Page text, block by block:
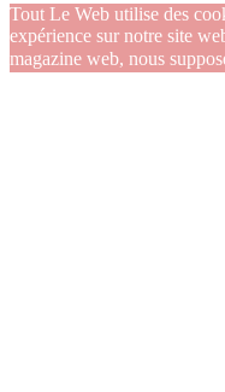
Tout Le Web utilise des
expérience sur notre site
magazine web, nous